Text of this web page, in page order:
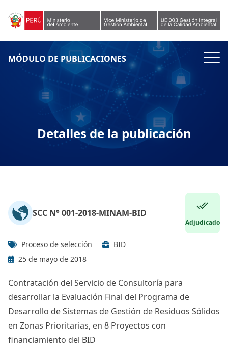
MÓDULO DE PUBLICACIONES
Detalles de la publicación
SCC N° 001-2018-MINAM-BID
Adjudicado
Proceso de selección
BID
25 de mayo de 2018
Contratación del Servicio de Consultoría para
desarrollar la Evaluación Final del Programa de
Desarrollo de Sistemas de Gestión de Residuos Sólidos
en Zonas Prioritarias, en 8 Proyectos con
financiamiento del BID